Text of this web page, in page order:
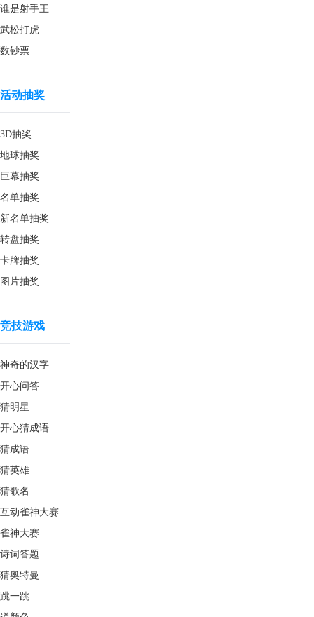
谁是射手王
武松打虎
数钞票
活动抽奖
3D抽奖
地球抽奖
巨幕抽奖
名单抽奖
新名单抽奖
转盘抽奖
卡牌抽奖
图片抽奖
竞技游戏
神奇的汉字
开心问答
猜明星
开心猜成语
猜成语
猜英雄
猜歌名
互动雀神大赛
雀神大赛
诗词答题
猜奥特曼
跳一跳